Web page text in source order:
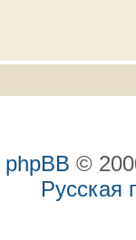
phpBB ©
Русская